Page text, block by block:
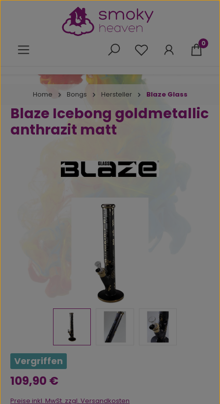
Zum Hauptinhalt springen
Du hast 0 Produkte
0
Home Bongs Hersteller Blaze Glass
Blaze Icebong goldmetallic
anthrazit matt
Vergriffen
Regulärer Preis:
109,90 €
Preise inkl. MwSt. zzgl. Versandkosten